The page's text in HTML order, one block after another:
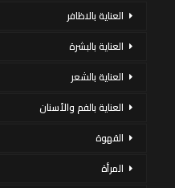
العناية بالاظافر
العناية بالبشرة
العناية بالشعر
العناية بالفم والأسنان
القهوة
المرأة